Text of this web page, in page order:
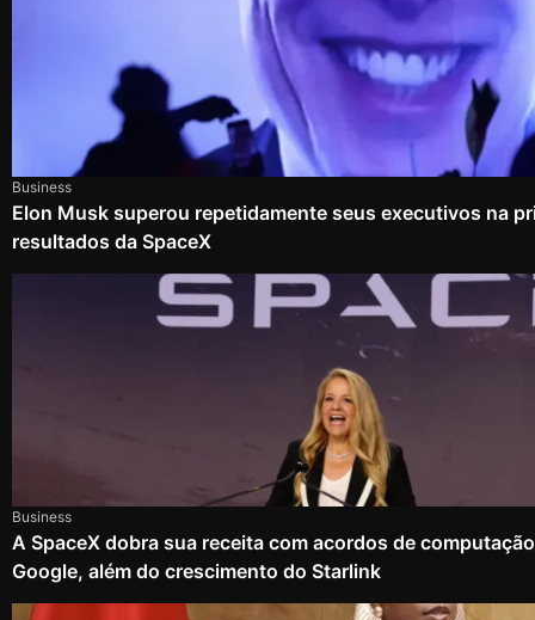
Business
Elon Musk superou repetidamente seus executivos na
resultados da SpaceX
Business
A SpaceX dobra sua receita com acordos de
Google, além do crescimento do Starlink